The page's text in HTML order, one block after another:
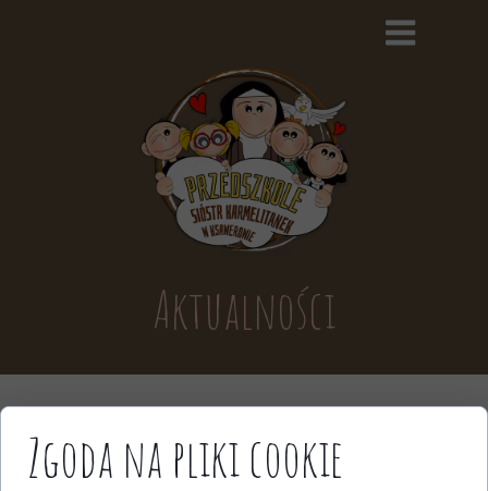
Aktualności
Zgoda na pliki cookie